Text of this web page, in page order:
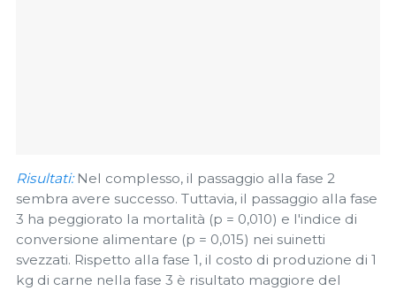
Risultati: Nel complesso, il passaggio alla fase 2
sembra avere successo. Tuttavia, il passaggio alla fase
3 ha peggiorato la mortalità (p = 0,010) e l'indice di
conversione alimentare (p = 0,015) nei suinetti
svezzati. Rispetto alla fase 1, il costo di produzione di 1
kg di carne nella fase 3 è risultato maggiore del